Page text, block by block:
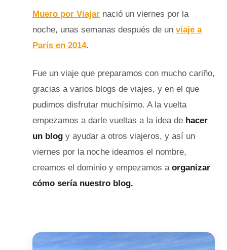
Muero por Viajar nació un viernes por la
noche, unas semanas después de un viaje a
París en 2014.
Fue un viaje que preparamos con mucho cariño,
gracias a varios blogs de viajes, y en el que
pudimos disfrutar muchísimo. A la vuelta
empezamos a darle vueltas a la idea de hacer
un blog y ayudar a otros viajeros, y así un
viernes por la noche ideamos el nombre,
creamos el dominio y empezamos a organizar
cómo sería nuestro blog.